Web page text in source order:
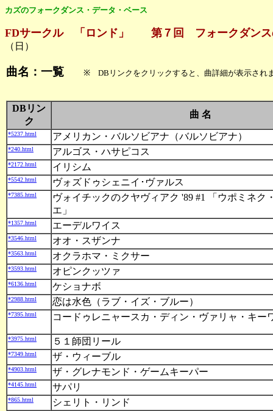
カズのフォークダンス・データ・ベース
FDサークル 「ロンド」 第７回 フォークダンス
（日）
曲名：一覧 ※ DBリンクをクリックすると、曲詳細が表示され
DBリン
ク
曲 名
*5237.html アメリカン・バルソビアナ（バルソビアナ）
*240.html アルゴス・ハサピコス
*2172.html イリシム
*5542.html ヴォズドゥシェニイ･ヴァルス
*7385.html
ヴォイチックのクヤヴィアク '89 #1 「ウポミネク
エ」
*1357.html エーデルワイス
*3546.html オオ・スザンナ
*3563.html オクラホマ・ミクサー
*3593.html オピンクッツァ
*6136.html ケショナボ
*2988.html 恋は水色（ラブ・イズ・ブルー）
*7395.html コードゥレニャースカ・ディン・ヴァリャ・キー
*3975.html ５１師団リール
*7349.html ザ・ウィーブル
*4903.html ザ・グレナモンド・ゲームキーパー
*4145.html サパリ
*865.html シェリト・リンド